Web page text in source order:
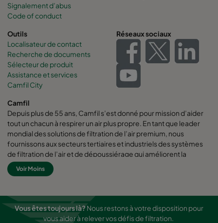
Signalement d’abus
Code of conduct
Outils
Localisateur de contact
Recherche de documents
Sélecteur de produit
Assistance et services
Camfil City
Réseaux sociaux
Camfil
Depuis plus de 55 ans, Camfil s’est donné pour mission d’aider
tout un chacun à respirer un air plus propre. En tant que leader
mondial des solutions de filtration de l’air premium, nous
fournissons aux secteurs tertiaires et industriels des systèmes
de filtration de l’air et de dépoussiérage qui améliorent la
productivité des employés et des équipements, qui
augmentent l’efficacité énergétique, et qui protègent la santé
Chez Camfil nous pensons que les meilleures solutions pour nos
clients doivent également être les meilleures solutions pour
Voir Moins
Vous êtes toujours là?Nous restons à votre disposition pour
vous aider à relever vos défis de filtration.